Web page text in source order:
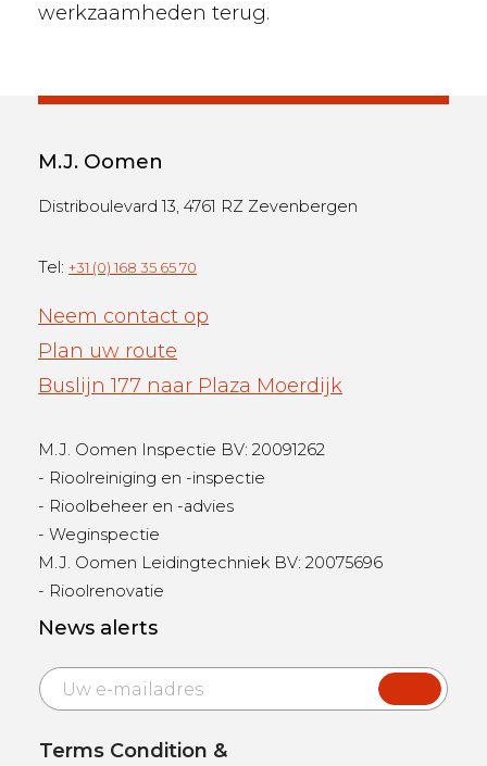
werkzaamheden terug.
M.J. Oomen
Distriboulevard 13, 4761 RZ Zevenbergen
Tel: +31 (0) 168 35 65 70
Neem contact op
Plan uw route
Buslijn 177 naar Plaza Moerdijk
M.J. Oomen Inspectie BV: 20091262
- Rioolreiniging en -inspectie
- Rioolbeheer en -advies
- Weginspectie
M.J. Oomen Leidingtechniek BV: 20075696
- Rioolrenovatie
News alerts
E
m
i
Terms Condition &